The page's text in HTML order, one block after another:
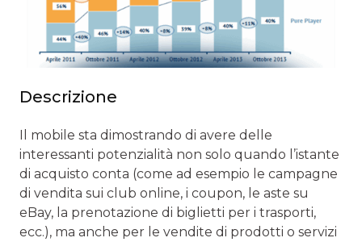
Descrizione
Il mobile sta dimostrando di avere delle
interessanti potenzialità non solo quando l’istante
di acquisto conta (come ad esempio le campagne
di vendita sui club online, i coupon, le aste su
eBay, la prenotazione di biglietti per i trasporti,
ecc.), ma anche per le vendite di prodotti o servizi